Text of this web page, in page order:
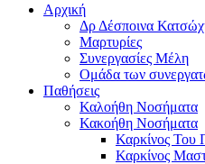
Αρχική
Δρ Δέσποινα
Μαρτυρίες
Συνεργασίες Μέλη
Ομάδα των
Παθήσεις
Καλοήθη Νοσήματα
Κακοήθη Νοσήματα
Καρκίνος Του
Καρκίνος